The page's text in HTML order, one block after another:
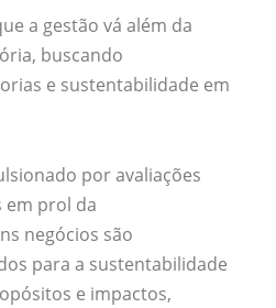
a gestão vá além da
buscando
e sustentabilidade em
por avaliações
em prol da
negócios são
para a sustentabilidade
e impactos,